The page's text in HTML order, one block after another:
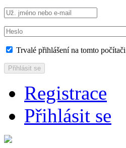
Trvalé přihlášení na tomto počítači
Přihlásit se
Registrace
Přihlásit se